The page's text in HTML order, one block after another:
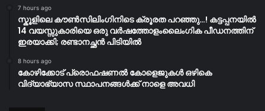
7 hours ago
സ്കൂളിലെ കൗൺസിലിംഗിനിടെ ക്രൂരത പറഞ്ഞു…! കട്ടപ്പനയിൽ
14 വയസ്സുകാരിയെ ഒരു വർഷത്തോളംലൈംഗിക പീഡനത്തിന്
ഇരയാക്കി; രണ്ടാനച്ഛൻ പിടിയിൽ
8 hours ago
കോഴിക്കോട് പ്രൊഫഷണൽ കോളെജുകൾ ഒഴികെ
വിദ്യാഭ്യാസ സ്ഥാപനങ്ങൾക്ക് നാളെ അവധി